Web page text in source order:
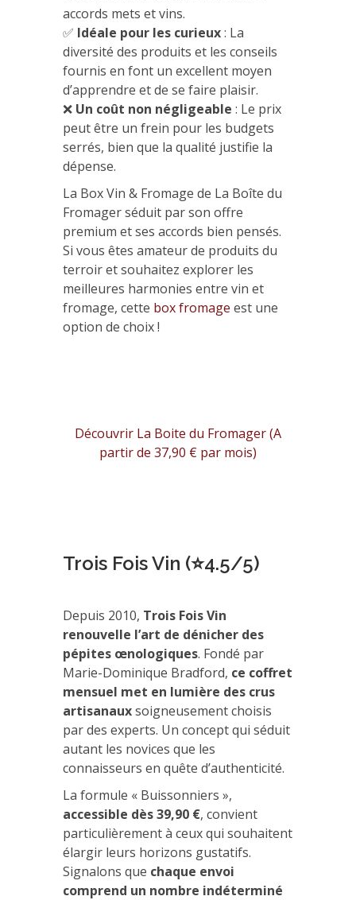
accords mets et vins.
✅ Idéale pour les curieux: La
diversité des produits et les conseils
fournis en font un excellent moyen
d’apprendre et de se faire plaisir.
❌ Un coût non négligeable : Le prix
peut être un frein pour les budgets
serrés, bien que la qualité justifie la
dépense.
La Box Vin & Fromage de La Boîte du
Fromager séduit par son offre
premium et ses accords bien pensés.
Si vous êtes amateur de produits du
terroir et souhaitez explorer les
meilleures harmonies entre vin et
fromage, cette box fromage est une
option de choix !
Découvrir La Boite du Fromager (A
partir de 37,90 € par mois)
Trois Fois Vin (⭐4.5/5)
Depuis 2010, Trois Fois Vin
renouvelle l’art de dénicher des
pépites œnologiques. Fondé par
Marie-Dominique Bradford, ce coffret
mensuel met en lumière des crus
artisanauxsoigneusement choisis
par des experts. Un concept qui séduit
autant les novices que les
connaisseurs en quête d’authenticité.
La formule « Buissonniers »,
accessible dès 39,90 €, convient
particulièrement à ceux qui souhaitent
élargir leurs horizons gustatifs.
Signalons que chaque envoi
comprend un nombre indéterminé